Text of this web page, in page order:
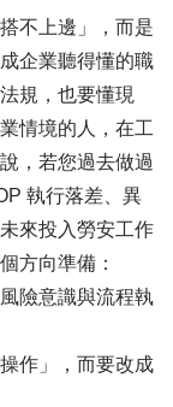
不上邊」，而是
企業聽得懂的職
規，也要懂現
情境的人，在工
，若您過去做過
執行落差、異
來投入勞安工作
方向準備：
險意識與流程執
作」，而要改成